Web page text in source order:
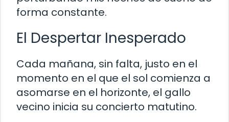
forma constante.
El Despertar Inesperado
Cada mañana, sin falta, justo en el
momento en el que el sol comienza a
asomarse en el horizonte, el gallo
vecino inicia su concierto matutino.